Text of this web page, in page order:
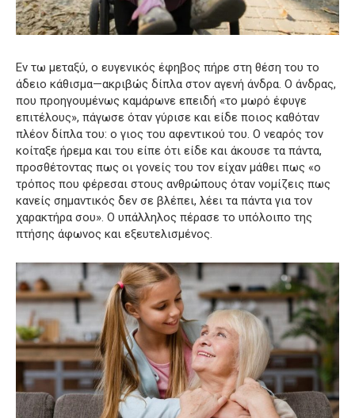
Εν τω μεταξύ, ο ευγενικός έφηβος πήρε στη θέση του το
άδειο κάθισμα—ακριβώς δίπλα στον αγενή άνδρα. Ο άνδρας,
που προηγουμένως καμάρωνε επειδή «το μωρό έφυγε
επιτέλους», πάγωσε όταν γύρισε και είδε ποιος καθόταν
πλέον δίπλα του: ο γιος του αφεντικού του. Ο νεαρός τον
κοίταξε ήρεμα και του είπε ότι είδε και άκουσε τα πάντα,
προσθέτοντας πως οι γονείς του τον είχαν μάθει πως «ο
τρόπος που φέρεσαι στους ανθρώπους όταν νομίζεις πως
κανείς σημαντικός δεν σε βλέπει, λέει τα πάντα για τον
χαρακτήρα σου». Ο υπάλληλος πέρασε το υπόλοιπο της
πτήσης άφωνος και εξευτελισμένος.